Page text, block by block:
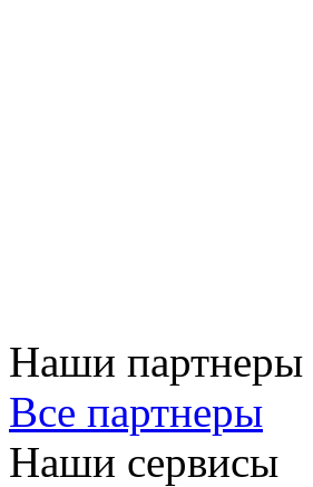
Наши партнеры
Все партнеры
Наши сервисы